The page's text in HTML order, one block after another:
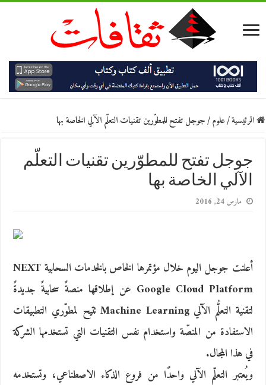
الرئيسية/علوم/جوجل تفتح للمطوّرين تقنيات التعلّم الآلي الخاصة بها
جوجل تفتح للمطوّرين تقنيات التعلّم
الآلي الخاصة بها
مارس 24, 2016
أعلنت جوجل اليوم خلال مؤتمرها الخاص بالخدمات السحابية NEXT
Google Cloud Platform عن إطلاقها منصةً سحابيةً جديدةً
لتقنية التعلُّم الآلي Machine Learning تتيح لمطوّري التطبيقات
الاستفادة من المنصّة واستخدام نفس التقنيات التي تستخدمها الشركة
في هذا المجال.
ويُعتبر التعلّم الآلي واحدًا من فروع الذكاء الاصطناعي، وتستخدمه